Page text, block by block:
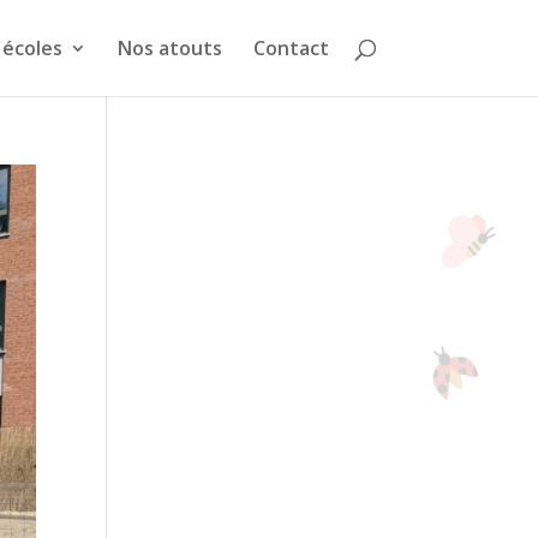
Nos atouts Contact